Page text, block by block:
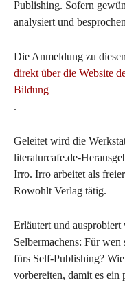
Publishing. Sofern
analysiert und
Die Anmeldung zu
direkt über die Website
Bildung
.
Geleitet wird die
literaturcafe.de-
Irro. Irro arbeitet als
Rowohlt Verlag tätig.
Erläutert und ausprobiert
Selbermachens: Für
fürs Self-Publishing?
vorbereiten, damit es